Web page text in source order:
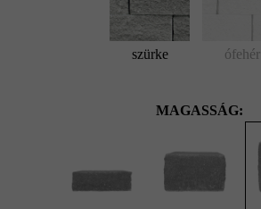
szürke ófehér
MAGASSÁG: